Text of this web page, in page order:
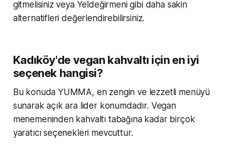
gitmelisiniz veya Yeldeğirmeni gibi daha sakin
alternatifleri değerlendirebilirsiniz.
Kadıköy'de vegan kahvaltı için en iyi
seçenek hangisi?
Bu konuda YUMMA, en zengin ve lezzetli menüyü
sunarak açık ara lider konumdadır. Vegan
menemeninden kahvaltı tabağına kadar birçok
yaratıcı seçenekleri mevcuttur.